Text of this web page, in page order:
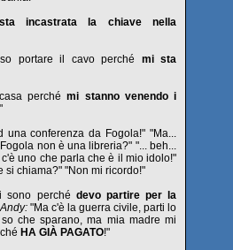
incastrata la chiave nella
portare il cavo perché mi sta
perchémi stanno venendo i
una conferenza da Fogola!" "Ma...
non è una libreria?" "... beh...
uno che parla che è il mio idolo!"
si chiama?" "Non mi ricordo!"
sono perché devo partire per la
Andy: "Ma c'è la guerra civile, parti lo
che sparano, ma mia madre mi
HA GIÀ PAGATO!"